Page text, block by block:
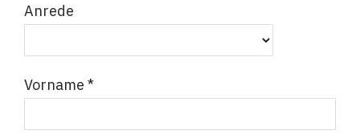
Anrede
Vorname *